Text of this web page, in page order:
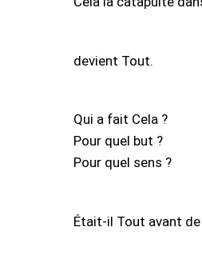
devient Tout.
Qui a fait Cela ?
Pour quel but ?
Pour quel sens ?
Était-il Tout avant de